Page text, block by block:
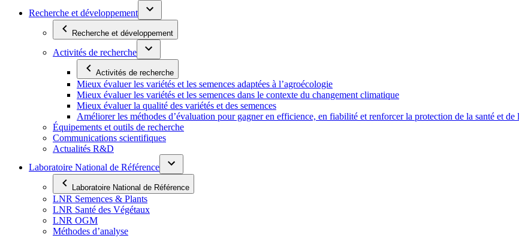
Recherche et développement
Recherche et développement
Activités de recherche
Activités de recherche
Mieux évaluer les variétés et les semences adaptées à l’agroécologie
Mieux évaluer les variétés et les semences dans le contexte du changement climatique
Mieux évaluer la qualité des variétés et des semences
Améliorer les méthodes d’évaluation pour gagner en efficience, en fiabilité et renforcer la protection de la santé et de
Équipements et outils de recherche
Communications scientifiques
Actualités R&D
Laboratoire National de Référence
Laboratoire National de Référence
LNR Semences & Plants
LNR Santé des Végétaux
LNR OGM
Méthodes d’analyse